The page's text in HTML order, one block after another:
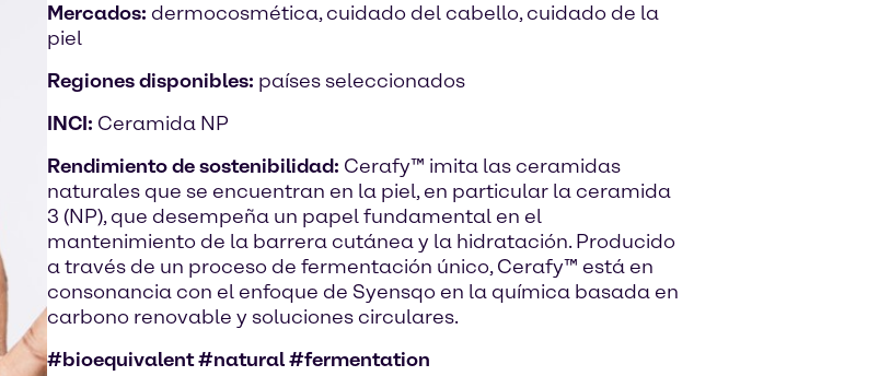
Mercados: dermocosmética, cuidado del cabello, cuidado de la
piel
Regiones disponibles: países seleccionados
INCI: Ceramida NP
Rendimiento de sostenibilidad: Cerafy™ imita las ceramidas
naturales que se encuentran en la piel, en particular la ceramida
3 (NP), que desempeña un papel fundamental en el
mantenimiento de la barrera cutánea y la hidratación. Producido
a través de un proceso de fermentación único, Cerafy™ está en
consonancia con el enfoque de Syensqo en la química basada en
carbono renovable y soluciones circulares.
#bioequivalent #natural #fermentation